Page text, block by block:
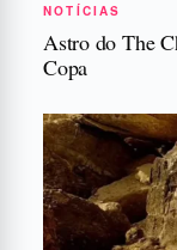
NOTÍCIAS
Astro do The
Copa